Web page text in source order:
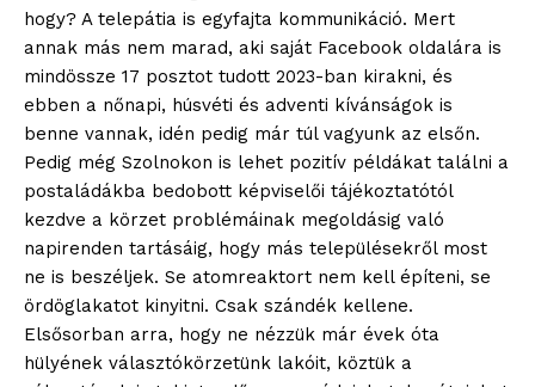
Hasznos
bSZ fiók
Előfizetés
Kapcsolat
Adatkezelési tájékoztató
Hirdetés
hogy? A telepátia is egyfajta kommunikáció. Mert
annak más nem marad, aki saját Facebook oldalára is
mindössze 17 posztot tudott 2023-ban kirakni, és
ebben a nőnapi, húsvéti és adventi kívánságok is
benne vannak, idén pedig már túl vagyunk az elsőn.
Pedig még Szolnokon is lehet pozitív példákat találni a
postaládákba bedobott képviselői tájékoztatótól
kezdve a körzet problémáinak megoldásig való
napirenden tartásáig, hogy más településekről most
ne is beszéljek. Se atomreaktort nem kell építeni, se
ördöglakatot kinyitni. Csak szándék kellene.
Elsősorban arra, hogy ne nézzük már évek óta
hülyének választókörzetünk lakóit, köztük a